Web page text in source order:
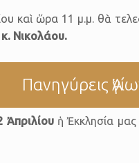
καὶ ὥρα 11 μ.μ. θὰ
Νικολάου.
Πανηγύρεις
Ἀπριλίουἡ Ἐκκλησία μας